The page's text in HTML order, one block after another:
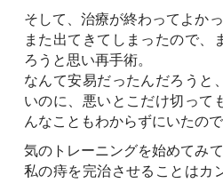
そして、治療が終わってよか
また出てきてしまったので、
ろうと思い再手術。
なんて安易だったんだろうと
いのに、悪いとこだけ切って
んなこともわからずにいたので
気のトレーニングを始めてみ
私の痔を完治させることはカ